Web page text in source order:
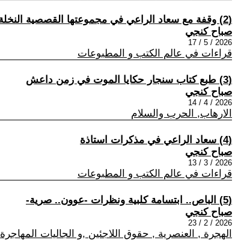
(2) وقفة مع سعاد الراعي في مجموعتها القصصية النخلة العمة وأبناءها الاشقياء
صباح كنجي
2026 / 5 / 17
قراءات في عالم الكتب و المطبوعات
(3) طبع كتاب سنجار حكايا الموت في زمن داعش
صباح كنجي
2026 / 4 / 14
الارهاب, الحرب والسلام
(4) سعاد الراعي في مذكرات استاذة
صباح كنجي
2026 / 3 / 13
قراءات في عالم الكتب و المطبوعات
(5) الباص.. ابتسامة كلبية ونظرات -عوون.. صرية-
صباح كنجي
2026 / 2 / 23
الهجرة , العنصرية , حقوق اللاجئين ,و الجاليات المهاجرة